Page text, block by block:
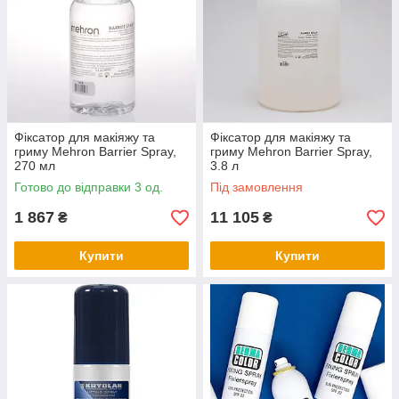
температурах, у вологому середовищі, в
хлорованій і морській воді.
Крім цього, в каталозі представлені
закріплювачі у вигляді пудри і засоби для
захисту макіяжу очей. Наприклад, фіксатор
підводки з водовідштовхувальним ефектом
захищає підводку від змазування і
розтріскування.
Фіксатор для макіяжу та
гриму Mehron Barrier Spray,
270 мл
Готово до відправки 3 од.
1 867 ₴
Купити
Фіксатор для макіяжу та
гриму Mehron Barrier Spray,
3.8 л
Під замовлення
11 105 ₴
Купити